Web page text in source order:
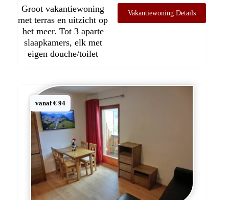
Groot vakantiewoning
met terras en uitzicht op
het meer. Tot 3 aparte
slaapkamers, elk met
eigen douche/toilet
Vakantiewoning Details
vanaf € 94